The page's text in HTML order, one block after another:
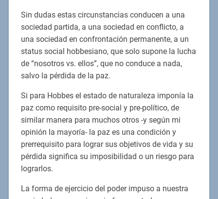
Sin dudas estas circunstancias conducen a una
sociedad partida, a una sociedad en conflicto, a
una sociedad en confrontación permanente, a un
status social hobbesiano, que solo supone la lucha
de “nosotros vs. ellos”, que no conduce a nada,
salvo la pérdida de la paz.
Si para Hobbes el estado de naturaleza imponía la
paz como requisito pre-social y pre-político, de
similar manera para muchos otros -y según mi
opinión la mayoría- la paz es una condición y
prerrequisito para lograr sus objetivos de vida y su
pérdida significa su imposibilidad o un riesgo para
lograrlos.
La forma de ejercicio del poder impuso a nuestra